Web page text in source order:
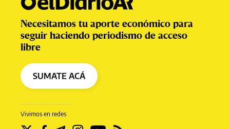
Vivimos en redes
Necesitamos tu aporte económico para
seguir haciendo periodismo de acceso
libre
SUMATE ACÁ